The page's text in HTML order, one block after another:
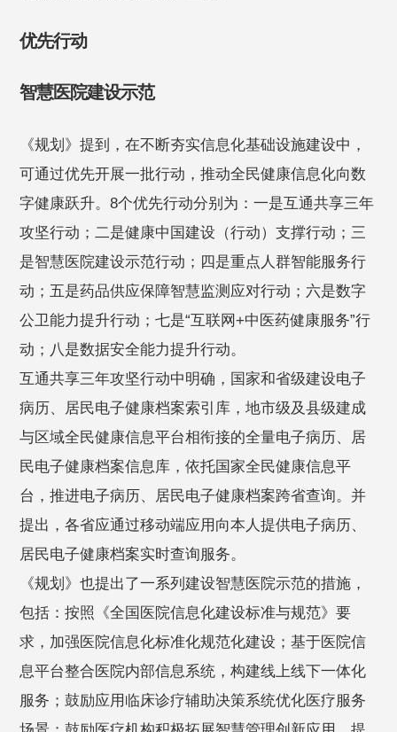
优先行动
智慧医院建设示范
《规划》提到，在不断夯实信息化基础设施建设中，
可通过优先开展一批行动，推动全民健康信息化向数
字健康跃升。8个优先行动分别为：一是互通共享三年
攻坚行动；二是健康中国建设（行动）支撑行动；三
是智慧医院建设示范行动；四是重点人群智能服务行
动；五是药品供应保障智慧监测应对行动；六是数字
公卫能力提升行动；七是“互联网+中医药健康服务”行
动；八是数据安全能力提升行动。
互通共享三年攻坚行动中明确，国家和省级建设电子
病历、居民电子健康档案索引库，地市级及县级建成
与区域全民健康信息平台相衔接的全量电子病历、居
民电子健康档案信息库，依托国家全民健康信息平
台，推进电子病历、居民电子健康档案跨省查询。并
提出，各省应通过移动端应用向本人提供电子病历、
居民电子健康档案实时查询服务。
《规划》也提出了一系列建设智慧医院示范的措施，
包括：按照《全国医院信息化建设标准与规范》要
求，加强医院信息化标准化规范化建设；基于医院信
息平台整合医院内部信息系统，构建线上线下一体化
服务；鼓励应用临床诊疗辅助决策系统优化医疗服务